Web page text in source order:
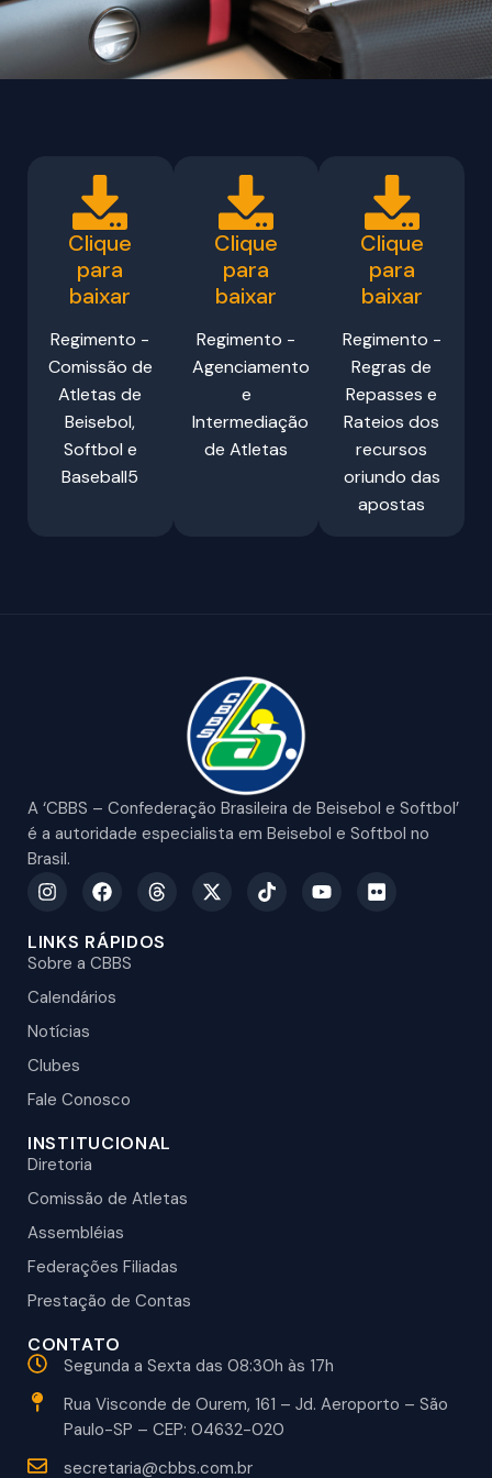
Clique
para
baixar
Regimento -
Comissão de
Atletas de
Beisebol,
Softbol e
Baseball5
Clique
para
baixar
Regimento -
Agenciamento
e
Intermediação
de Atletas
Clique
para
baixar
Regimento -
Regras de
Repasses e
Rateios dos
recursos
oriundo das
apostas
A ‘CBBS – Confederação Brasileira de Beisebol e Softbol’
é a autoridade especialista em Beisebol e Softbol no
Brasil.
LINKS RÁPIDOS
Sobre a CBBS
Calendários
Notícias
Clubes
Fale Conosco
INSTITUCIONAL
Diretoria
Comissão de Atletas
Assembléias
Federações Filiadas
Prestação de Contas
CONTATO
Segunda a Sexta das 08:30h às 17h
Rua Visconde de Ourem, 161 – Jd. Aeroporto – São
Paulo-SP – CEP: 04632-020
secretaria@cbbs.com.br